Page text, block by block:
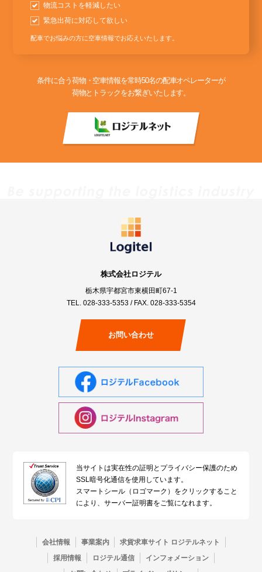
物流コストを軽減したい
緊急出荷に対応して欲しい
配車でお悩みの方に空車情報でお応えいたします。
条件に合う荷物・空車情報を常時50名の配車オペレーターが
荷物とトラックをお繋ぎいたします。
株式会社ロジテル
栃木県宇都宮市東横田町67-1
TEL. 028-333-5353 / FAX. 028-333-5354
お問い合わせ
当サイトは実在性の証明とプライバシー保護のため
SSL暗号化通信を使用しています。
スマートシール（ロゴマーク）をクリックすること
により、サーバー証明書をご覧になれます。
会社情報 事業案内 求貨求車サイト ロジテルネット
採用情報 ロジテル通信 インフォメーション